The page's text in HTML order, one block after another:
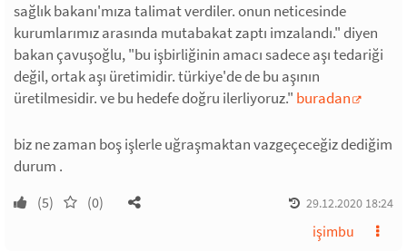
sağlık bakanı'mıza talimat verdiler. onun neticesinde
kurumlarımız arasında mutabakat zaptı imzalandı." diyen
bakan çavuşoğlu, "bu işbirliğinin amacı sadece aşı tedariği
değil, ortak aşı üretimidir. türkiye'de de bu aşının
üretilmesidir. ve bu hedefe doğru ilerliyoruz." buradan
biz ne zaman boş işlerle uğraşmaktan vazgeçeceğiz dediğim
durum .
(5) (0) 29.12.2020 18:24
işimbu